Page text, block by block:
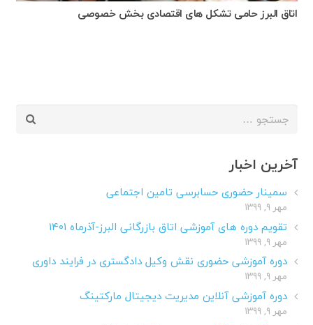
اتاق البرز حامی تشکل های اقتصادی بخش خصوصی
جستجو
آخرین اخبار
سمینار حضوری حسابرسی تامین اجتماعی
مهر ۹, ۱۳۹۹
تقویم دوره های آموزشی اتاق بازرگانی البرز-آذرماه ۱۴۰۱
مهر ۹, ۱۳۹۹
دوره آموزشی حضوری نقش وکیل دادگستری در فرایند داوری
مهر ۹, ۱۳۹۹
دوره آموزشی آنلاین مدیریت دیجیتال مارکتینگ
مهر ۹, ۱۳۹۹